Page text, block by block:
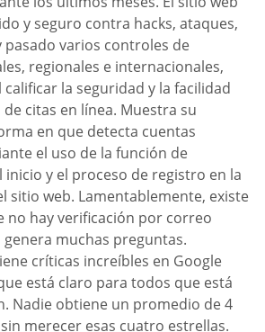
y seguro contra hacks, ataques,
pasado varios controles de
regionales e internacionales,
la seguridad y la facilidad
citas en línea. Muestra su
en que detecta cuentas
el uso de la función de
inicio y el proceso de registro en la
sitio web. Lamentablemente, existe
no hay verificación por correo
muchas preguntas.
críticas increíbles en Google
está claro para todos que está
Nadie obtiene un promedio de 4
merecer esas cuatro estrellas.